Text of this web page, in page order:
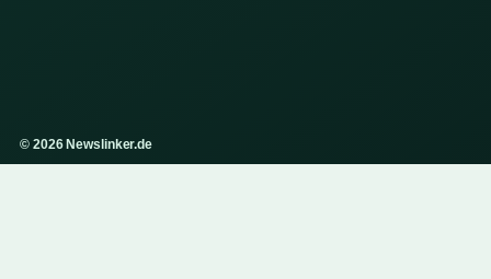
© 2026 Newslinker.de